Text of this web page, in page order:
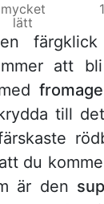
mycket
lätt
färgklick
att
till
du
är den